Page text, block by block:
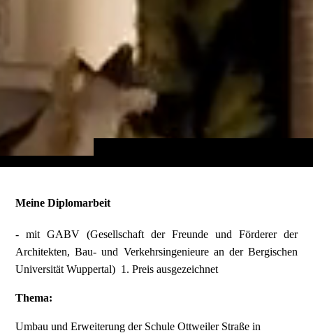
Meine Diplomarbeit
- mit GABV (Gesellschaft der Freunde und Förderer der
Architekten, Bau- und Verkehrsingenieure an der Bergischen
Universität Wuppertal) 1. Preis ausgezeichnet
Thema:
Umbau und Erweiterung der Schule Ottweiler Straße in